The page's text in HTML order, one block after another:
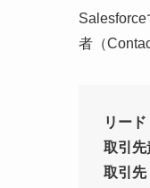
者（
リード
取引先
取引先